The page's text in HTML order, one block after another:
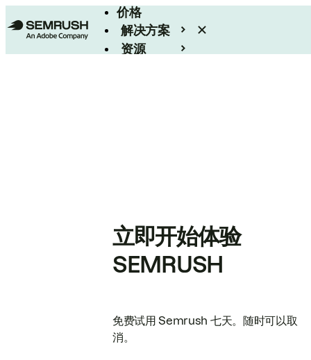
价格
解决方案
资源
立即开始体验
SEMRUSH
免费试用 Semrush 七天。随时可以取
消。